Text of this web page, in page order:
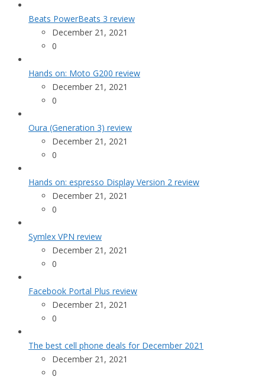
Beats PowerBeats 3 review
December 21, 2021
0
Hands on: Moto G200 review
December 21, 2021
0
Oura (Generation 3) review
December 21, 2021
0
Hands on: espresso Display Version 2 review
December 21, 2021
0
Symlex VPN review
December 21, 2021
0
Facebook Portal Plus review
December 21, 2021
0
The best cell phone deals for December 2021
December 21, 2021
0